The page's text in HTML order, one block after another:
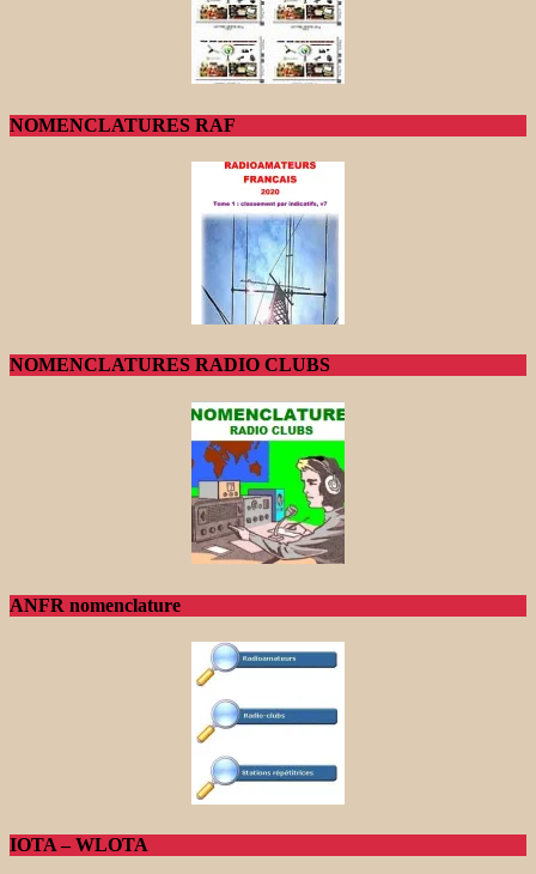
NOMENCLATURES RAF
NOMENCLATURES RADIO CLUBS
ANFR nomenclature
IOTA – WLOTA